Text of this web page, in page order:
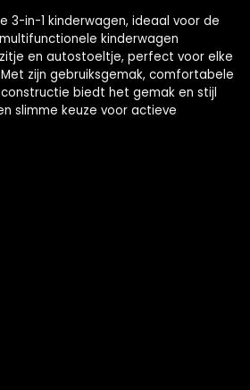
3-in-1 kinderwagen, ideaal voor de
kinderwagen
en autostoeltje, perfect voor elke
zijn gebruiksgemak, comfortabele
biedt het gemak en stijl
slimme keuze voor actieve